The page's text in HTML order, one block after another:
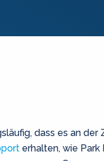
dass es an der
erhalten, wie